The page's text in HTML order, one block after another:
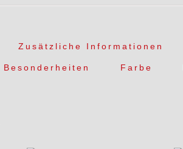
Zusätzliche Informationen
Besonderheiten Farbe